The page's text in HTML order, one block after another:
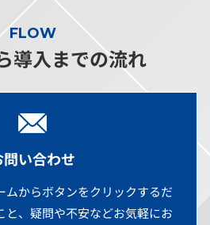
FLOW
導入までの流れ
問い合わせ
ムからボタンをクリックするだ
と、疑問や不安などお気軽にお